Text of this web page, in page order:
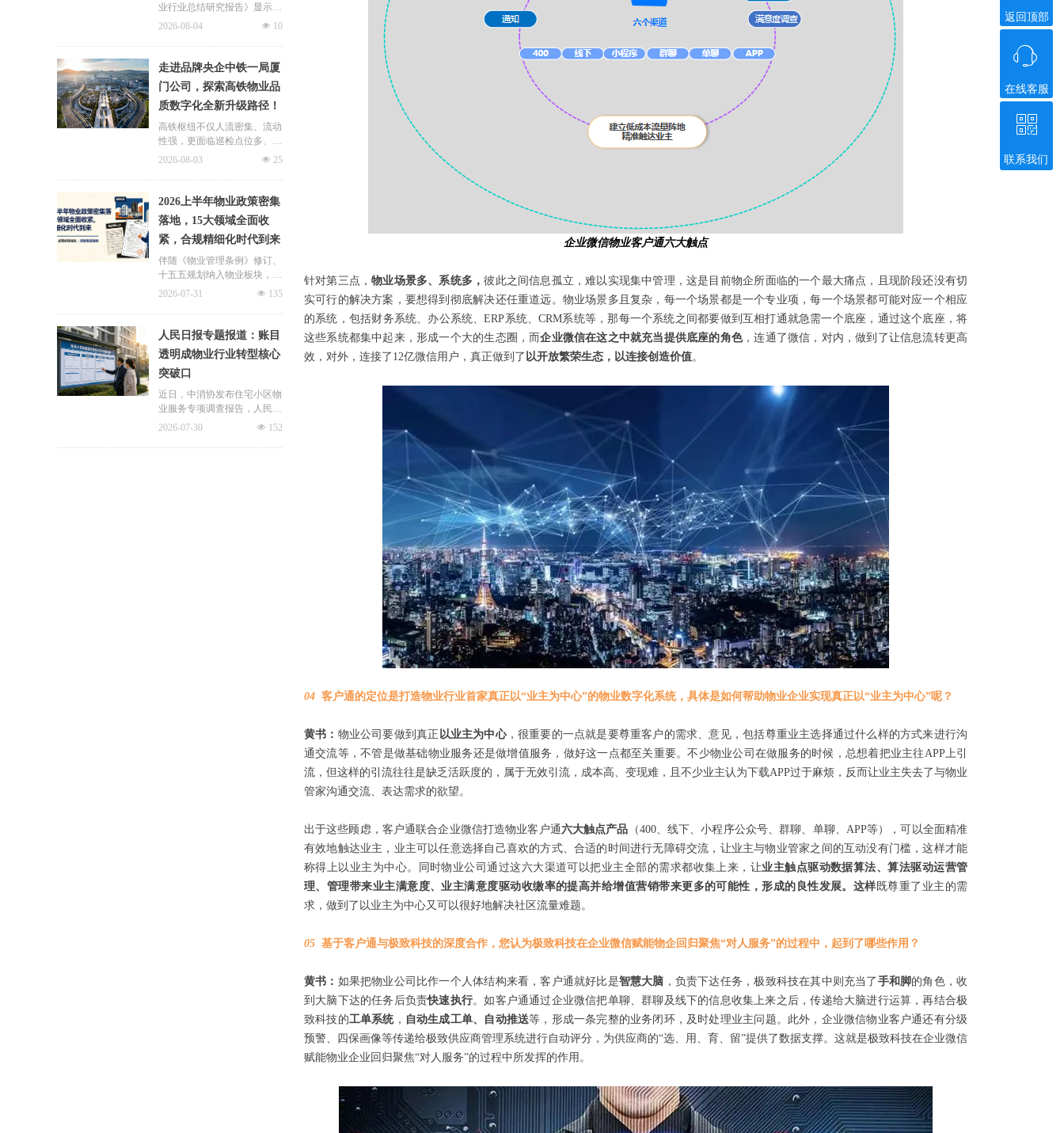
企业微信物业客户通六大触点
针对第三点，物业场景多、系统多，彼此之间信息孤立，难以实现集中管理，这是目前物企所面临的一个最大痛点，且现阶段还没有切
实可行的解决方案，要想得到彻底解决还任重道远。物业场景多且复杂，每一个场景都是一个专业项，每一个场景都可能对应一个相应
的系统，包括财务系统、办公系统、ERP系统、CRM系统等，那每一个系统之间都要做到互相打通就急需一个底座，通过这个底座，将
这些系统都集中起来，形成一个大的生态圈，而企业微信在这之中就充当提供底座的角色，连通了微信，对内，做到了让信息流转更高
效，对外，连接了12亿微信用户，真正做到了 以开放繁荣生态，以连接创造价值。
04 客户通的定位是打造物业行业首家真正以“业主为中心”的物业数字化系统，具体是如何帮助物业企业实现真正以“业主为中心”呢？
黄书： 物业公司要做到真正 以业主为中心，很重要的一点就是要尊重客户的需求、意见，包括尊重业主选择通过什么样的方式来进行沟
通交流等，不管是做基础物业服务还是做增值服务，做好这一点都至关重要。不少物业公司在做服务的时候，总想着把业主往APP上引
流，但这样的引流往往是缺乏活跃度的，属于无效引流，成本高、变现难，且不少业主认为下载APP过于麻烦，反而让业主失去了与物业
管家沟通交流、表达需求的欲望。
出于这些顾虑，客户通联合企业微信打造物业客户通六大触点产品 （400、线下、小程序公众号、群聊、单聊、APP等），可以全面精准
有效地触达业主，业主可以任意选择自己喜欢的方式、合适的时间进行无障碍交流，让业主与物业管家之间的互动没有门槛，这样才能
称得上以业主为中心。同时物业公司通过这六大渠道可以把业主全部的需求都收集上来，让业主触点驱动数据算法、算法驱动运营管
理、管理带来业主满意度、业主满意度驱动收缴率的提高并给增值营销带来更多的可能性，形成的良性发展。这样 既尊重了业主的需
求，做到了以业主为中心又可以很好地解决社区流量难题。
05 基于客户通与极致科技的深度合作，您认为极致科技在企业微信赋能物企回归聚焦“对人服务”的过程中，起到了哪些作用？
黄书： 如果把物业公司比作一个人体结构来看，客户通就好比是智慧大脑 ，负责下达任务，极致科技在其中则充当了 手和脚的角色，收
到大脑下达的任务后负责快速执行。如客户通通过企业微信把单聊、群聊及线下的信息收集上来之后，传递给大脑进行运算，再结合极
致科技的工单系统， 自动生成工单、自动推送等，形成一条完整的业务闭环，及时处理业主问题。此外，企业微信物业客户通还有分级
预警、四保画像等传递给极致供应商管理系统进行自动评分，为供应商的“选、用、育、留”提供了数据支撑。这就是极致科技在企业微信
赋能物业企业回归聚焦“对人服务”的过程中所发挥的作用。
业行业总结研究报告》显示，
新房交付规模持续收缩，存量
最大课题。以上海为标杆，全
国超16座城市落地团购物业、
连片治理、政企协同新模式，
破解小区体量小、收费低、运
营亏损、无人接管难题。
넶 10
2026-08-04
走进品牌央企中铁一局厦
门公司，探索高铁物业品
质数字化全新升级路径！
高铁枢纽不仅人流密集、流动
性强，更面临巡检点位多、频
次高、覆盖广、标准严等多重
厦门公司的实际运营情况，为
其打造适配高铁业务场景的数
字化品质运营方案：通过搭建
标准库量化作业细则，按需动
态调整春运、节假日等特殊时
段的巡检需求，依托照片墙留
存巡检实景，杜绝作弊、敷衍
已完成、未完成、超时、问题
工单等状态，并智能督办超时
工单，搭配品质运营报表落地
精细化运营管理需求，全方位
筑牢高铁物业品质防线！
넶 25
2026-08-03
2026上半年物业政策密集
落地，15大领域全面收
紧，合规精细化时代到来
伴随《物业管理条例》修订、
十五五规划纳入物业板块，行
业彻底告别野蛮扩张模式，合
治成为未来核心发展主线。
넶 135
2026-07-31
人民日报专题报道：账目
透明成物业行业转型核心
突破口
近日，中消协发布住宅小区物
业服务专项调查报告，人民日
报同步刊发专题报道，直指超
公共收益等核心财务信息，物
넶 152
2026-07-30
在线客服
ꁱ
返回顶部
联系我们
ꀥ
微信二维码